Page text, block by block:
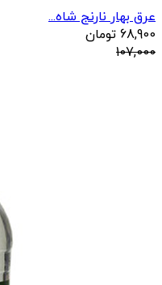
عرق بهار نارنج شاه...
68,900 تومان
107,000